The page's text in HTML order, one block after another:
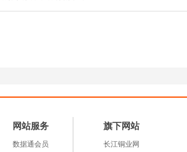
寻底，中期迎价值重估
网站服务
数据通会员
旗下网站
长江铜业网